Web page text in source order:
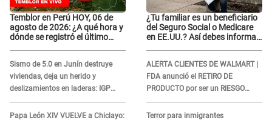
Temblor en Perú HOY, 06 de
agosto de 2026: ¿A qué hora y
dónde se registró el último
Sismo de 5.0 en Junín destruye
viviendas, deja un herido y
deslizamientos en laderas: IGP
alerta sobre posibles réplicas
Papa León XIV VUELVE a Chiclayo:
¿Tu familiar es un beneficiario
del Seguro Social o Medicare
en EE.UU.? Así debes informar
ALERTA CLIENTES DE WALMART |
FDA anunció el RETIRO DE
PRODUCTO por ser un RIESGO
MORTAL para consumidores: ¿Cuál
es?
Terror para inmigrantes